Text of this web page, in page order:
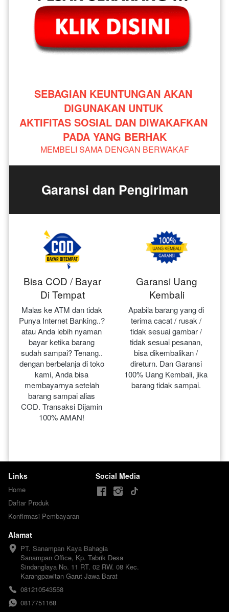
SEBAGIAN KEUNTUNGAN AKAN
DIGUNAKAN UNTUK
AKTIFITAS SOSIAL DAN DIWAKAFKAN
PADA YANG BERHAK
MEMBELI SAMA DENGAN BERWAKAF
Garansi dan Pengiriman
Bisa COD / Bayar
Di Tempat
Malas ke ATM dan tidak
Punya Internet Banking..?
atau Anda lebih nyaman
bayar ketika barang
sudah sampai? Tenang..
dengan berbelanja di toko
kami, Anda bisa
membayarnya setelah
barang sampai alias
COD. Transaksi Dijamin
100% AMAN!
Garansi Uang
Kembali
Apabila barang yang di
terima cacat / rusak /
tidak sesuai gambar /
tidak sesuai pesanan,
bisa dikembalikan /
direturn. Dan Garansi
100% Uang Kembali, jika
barang tidak sampai.
Links
Home
Daftar Produk
Konfirmasi Pembayaran
Social Media
Alamat
PT. Sanampan Kaya Bahagia
Sanampan Office, Kp. Tabrik Desa
Sindanglaya No. 11 RT. 02 RW. 08 Kec.
Karangpawitan Garut Jawa Barat
081210543558
0817751168